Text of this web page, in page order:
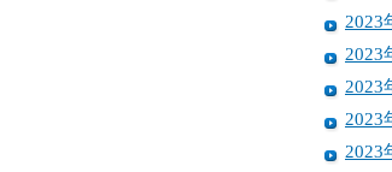
2023
2023
2023
2023
2023